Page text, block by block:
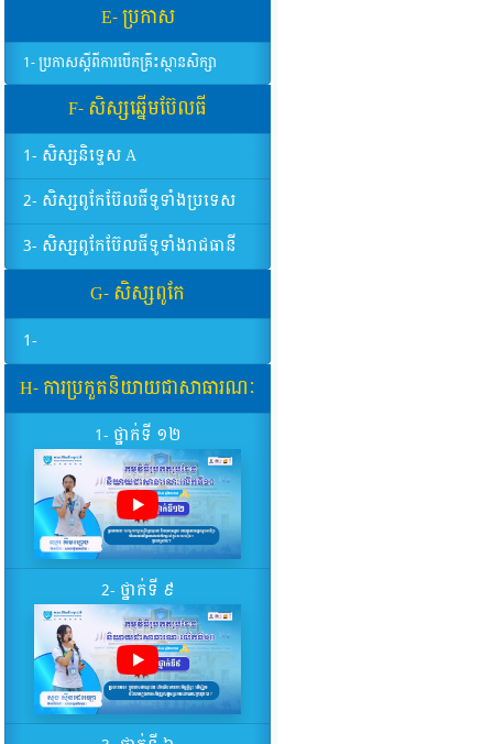
E- ប្រកាស
1- ប្រកាសស្តីពីការបើកគ្រឹះស្ថានសិក្សា
F- សិស្សឆ្នើមប៊ែលធី
1- សិស្សនិទ្ទេស A
2- សិស្សពូកែប៊ែលធីទូទាំងប្រទេស
3- សិស្សពូកែប៊ែលធីទូទាំងរាជធានី
G- សិស្សពូកែ
1-
H- ការប្រកួតនិយាយជាសាធារណៈ
1- ថ្នាក់ទី ១២
2- ថ្នាក់ទី ៩